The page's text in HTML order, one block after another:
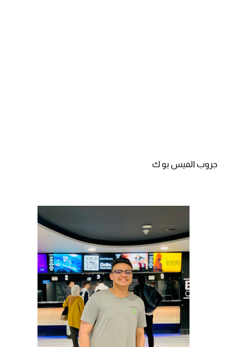
جروب الفيس بو ك